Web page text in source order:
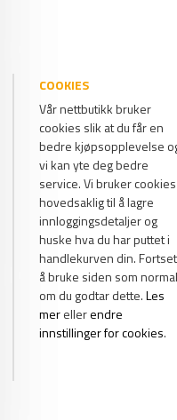
COOKIES
Vår nettbutikk bruker
cookies slik at du får en
bedre kjøpsopplevelse
vi kan yte deg bedre
service. Vi bruker cookies
hovedsaklig til å lagre
innloggingsdetaljer og
huske hva du har puttet i
handlekurven din.
å bruke siden som
om du godtar dette.Les
merellerendre
innstillinger for cookies.